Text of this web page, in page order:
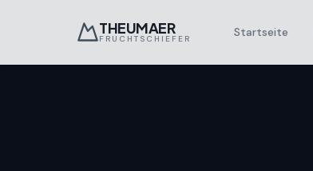
THEUMAER
FRUCHTSCHIEFER Startseite